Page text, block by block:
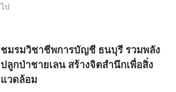
ไป
ชมรมวิชาชีพการบัญชี ธนบุรี รวมพลัง
ปลูกป่าชายเลน สร้างจิตสำนึกเพื่อสิ่ง
แวดล้อม